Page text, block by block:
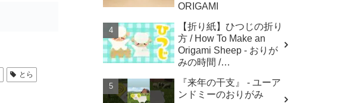
とら
ORIGAMI
【折り紙】ひつじの折り
方 / How To Make an
Origami Sheep - おりが
みの時間 /
『来年の干支』 - ユーア
ンドミーのおりがみ